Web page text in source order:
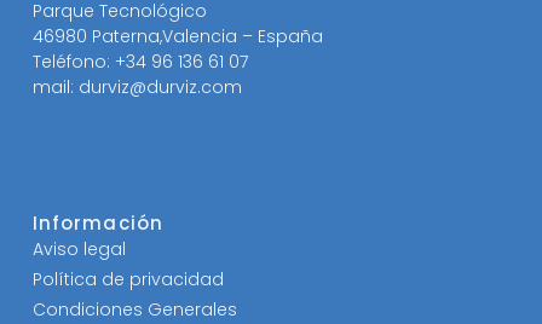
Parque Tecnológico
46980 Paterna,Valencia – España
Teléfono: +34 96 136 61 07
mail: durviz@durviz.com
Información
Aviso legal
Política de privacidad
Condiciones Generales